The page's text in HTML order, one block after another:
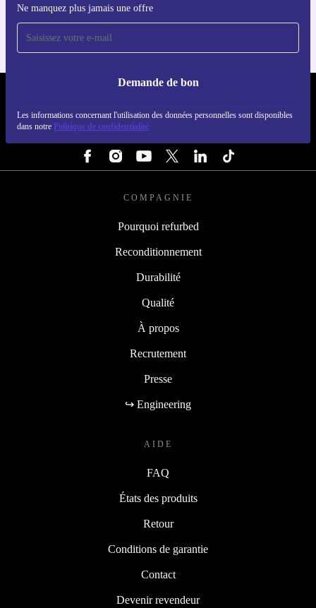
Ne manquez plus jamais une offre
Demande de bon
Les informations concernant l'utilisation des données personnelles sont disponibles
dans notre Politique de confidentialité
Pour iOS et Android
COMPAGNIE
Pourquoi refurbed
Reconditionnement
Durabilité
Qualité
À propos
Recrutement
Presse
↪ Engineering
AIDE
FAQ
États des produits
Retour
Conditions de garantie
Contact
Devenir revendeur